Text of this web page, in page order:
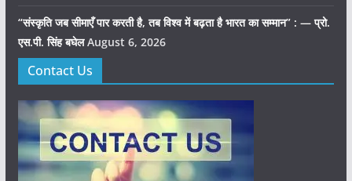
“संस्कृति जब सीमाएँ पार करती है, तब विश्व में बढ़ता है भारत का सम्मान” : — प्रो.
एस.पी. सिंह बघेल August 6, 2026
Contact Us